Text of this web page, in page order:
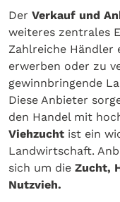
Der Verkauf und
weiteres zentrales
Zahlreiche Händler
erwerben oder zu
gewinnbringende
Diese Anbieter
den Handel mit
Viehzucht ist ein
Landwirtschaft.
sich um die Zucht,
Nutzvieh.